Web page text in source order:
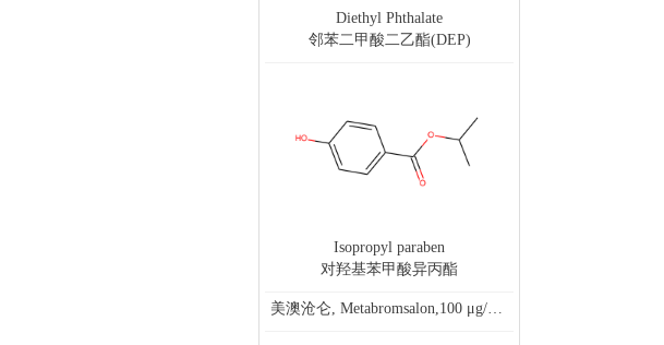
Diethyl Phthalate
邻苯二甲酸二乙酯(DEP)
Isopropyl paraben
对羟基苯甲酸异丙酯
美澳沧仑, Metabromsalon,100 μg/mL in MeOH